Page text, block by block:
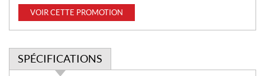
VOIR CETTE PROMOTION
SPÉCIFICATIONS